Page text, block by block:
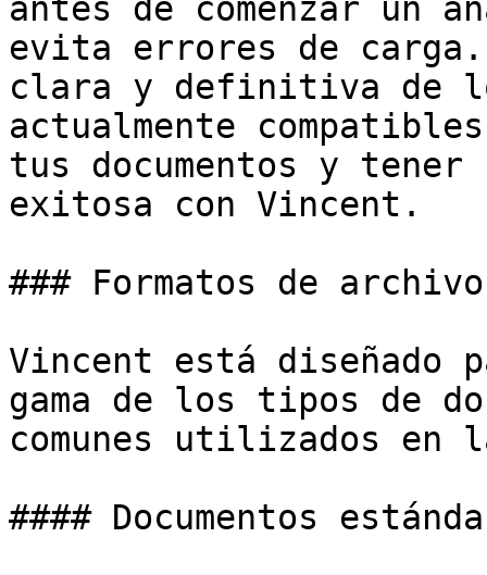
antes de comenzar un
evita errores de
clara y definitiva de
actualmente
tus documentos y
exitosa con Vincent.
### Formatos de
Vincent está diseñado
gama de los tipos de
comunes utilizados
#### Documentos